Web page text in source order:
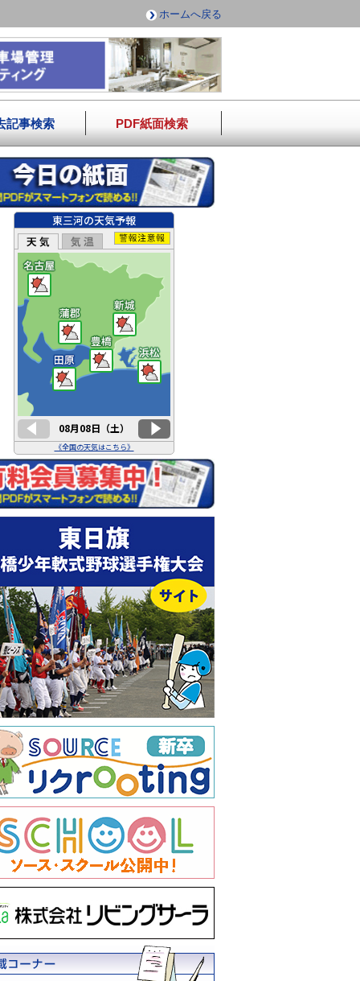
ホームへ戻る
記事検索 PDF紙面検索